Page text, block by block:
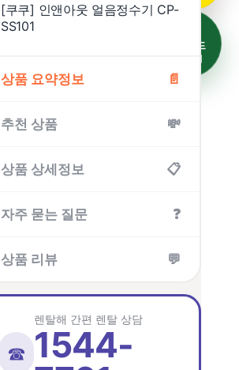
[쿠쿠] 인앤아웃 얼음정수기 CP-
SS101
상품 요약정보 📄
추천 상품 💸
상품 상세정보 📋
자주 묻는 질문 ❓
상품 리뷰 💬
☎
렌탈해 간편 렌탈 상담
1544-
제휴카드
혜택보기